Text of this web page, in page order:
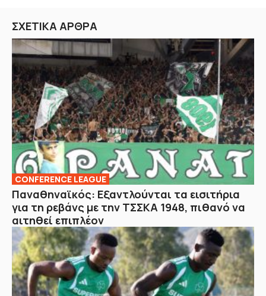
ΣΧΕΤΙΚΑ ΑΡΘΡΑ
CONFERENCE LEAGUE
Παναθηναϊκός: Εξαντλούνται τα εισιτήρια
για τη ρεβάνς με την ΤΣΣΚΑ 1948, πιθανό να
αιτηθεί επιπλέον